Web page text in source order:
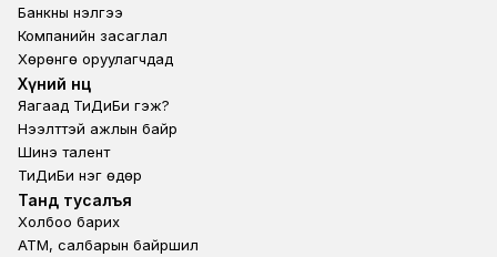
Банкны үнэлгээ
Компанийн засаглал
Хөрөнгө оруулагчдад
Footer second
Хүний нөөц
Яагаад ТиДиБи гэж?
Нээлттэй ажлын байр
Шинэ талент
ТиДиБи нэг өдөр
Footer fourth
Танд тусалъя
Холбоо барих
ATM, салбарын байршил